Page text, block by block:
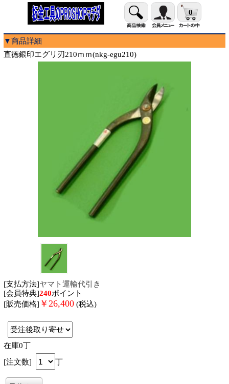
0
▼商品詳細
直徳銀印エグリ刃210ｍｍ(nkg-egu210)
[支払方法]ヤマト運輸代引き
[会員特典]240ポイント
[販売価格] ￥ 26,400 (税込)
在庫0丁
[注文数]
丁